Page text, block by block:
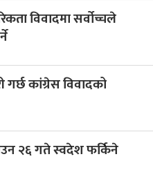
विवादमा सर्वोच्चले
कांग्रेस विवादको
२६ गते स्वदेश फर्किने